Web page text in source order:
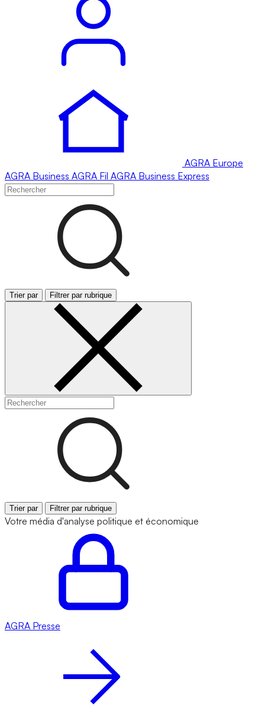
AGRA Europe
AGRA Business AGRA Fil AGRA Business Express
Trier par Filtrer par rubrique
Trier par Filtrer par rubrique
Votre média d'analyse politique et économique
AGRA Presse